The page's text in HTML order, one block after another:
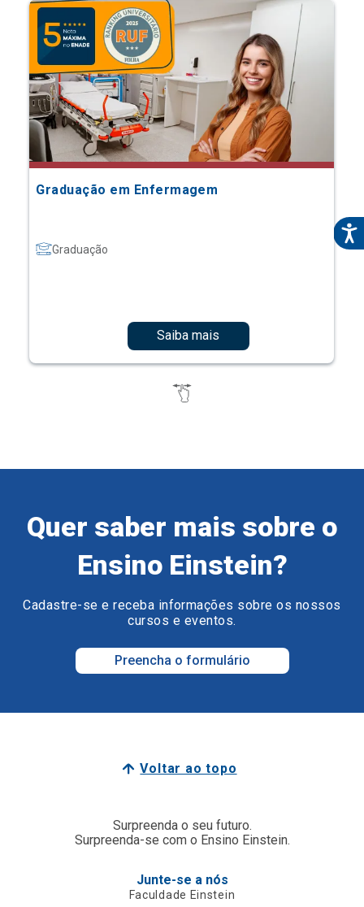
Graduação em Enfermagem
Graduação
Saiba mais
Quer saber mais sobre o
Ensino Einstein?
Cadastre-se e receba informações sobre os nossos
cursos e eventos.
Preencha o formulário
Voltar ao topo
Surpreenda o seu futuro.
Surpreenda-se com o Ensino Einstein.
Junte-se a nós
Faculdade Einstein